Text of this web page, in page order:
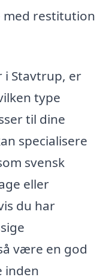
restitution
i Stavtrup, er
type
til dine
specialisere
svensk
eller
du har
være en god
inden